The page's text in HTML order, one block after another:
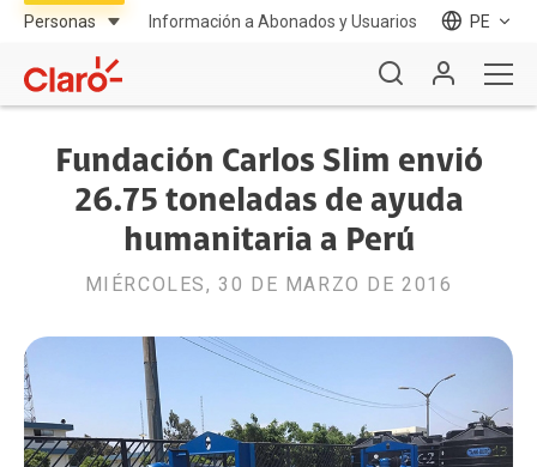
Información a Abonados y Usuarios PE
Fundación Carlos Slim envió
26.75 toneladas de ayuda
humanitaria a Perú
MIÉRCOLES, 30 DE MARZO DE 2016